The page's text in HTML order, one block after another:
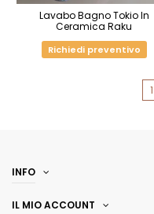
Lavabo Bagno Tokio In
Ceramica Raku
Richiedi preventivo
1
INFO
IL MIO ACCOUNT